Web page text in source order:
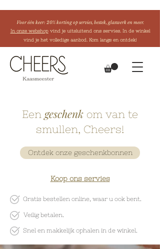
Voor één keer: 20% korting op servies, bestek, glaswerk en meer.
In onze webshopvind je uitsluitend ons servies. In de winkel
vind je het volledige aanbod. Kom langs en ontdek!
Een geschenk om van te
smullen, Cheers!
Ontdek onze geschenkbonnen
Koop ons servies
Gratis bestellen online , waar u ook bent.
Veilig betalen.
Snel en makkelijk ophalen in de winkel.